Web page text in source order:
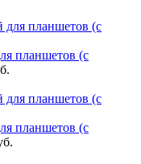
планшетов (с
планшетов (с